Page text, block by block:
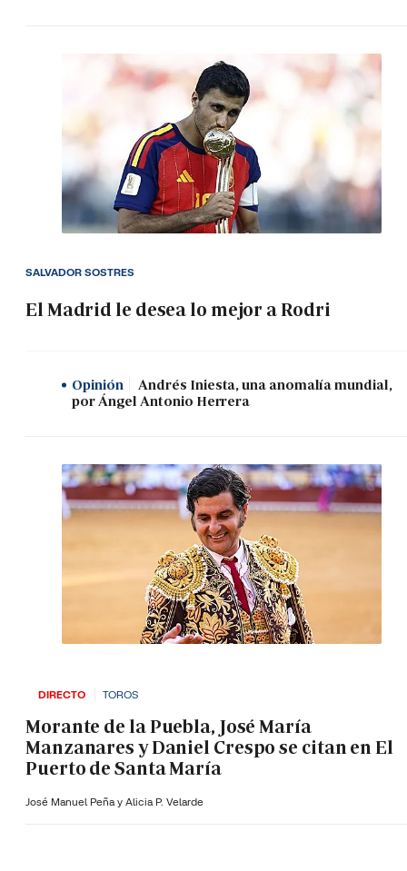
El Madrid le desea lo mejor a Rodri
SALVADOR SOSTRES
Opinión
Andrés Iniesta, una anomalía mundial,
por Ángel Antonio Herrera
DIRECTO TOROS
Morante de la Puebla, José María
Manzanares y Daniel Crespo se citan en El
Puerto de Santa María
José Manuel Peña y Alicia P. Velarde